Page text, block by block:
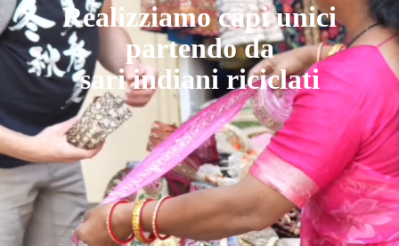
Realizziamo capi unici
partendo da
sari indiani riciclati